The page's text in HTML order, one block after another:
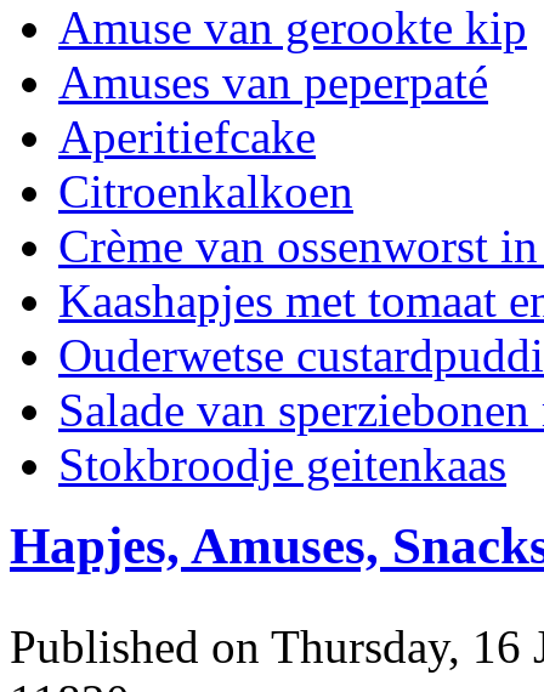
Amuse van gerookte kip
Amuses van peperpaté
Aperitiefcake
Citroenkalkoen
Crème van ossenworst
Kaashapjes met tomaat
Ouderwetse
Salade van
Stokbroodje geitenkaas
Hapjes, Amuses,
Published on Thursday,